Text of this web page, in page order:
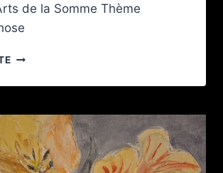
de la Somme Thème
EXPO
FLESSELLES